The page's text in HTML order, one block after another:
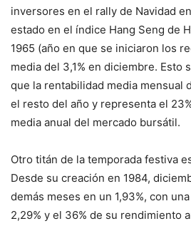
inversores en el rally de Navidad
estado en el índice Hang Seng de
1965 (año en que se iniciaron los
media del 3,1% en diciembre. Esto
que la rentabilidad media mensual
el resto del año y representa el
media anual del mercado bursátil.
Otro titán de la temporada festiva
Desde su creación en 1984,
demás meses en un 1,93%, con
2,29% y el 36% de su rendimiento